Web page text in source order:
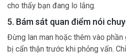
cho thấy bạn đang lo lắng.
5. Bám sát quan điểm nói
Đừng lan man hoặc thêm vào phần
bị cẩn thận trước khi phỏng vấn.